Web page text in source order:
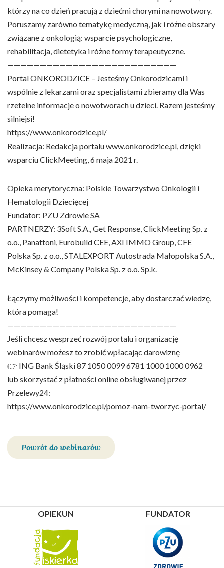
którzy na co dzień pracują z dziećmi chorymi na nowotwory.
Poruszamy zarówno tematykę medyczną, jak i różne obszary
związane z onkologią: wsparcie psychologiczne,
rehabilitacja, dietetyka i różne formy terapeutyczne.
——————————————————————————
Portal ONKORODZICE – Jesteśmy Onkorodzicami i
wspólnie z lekarzami oraz specjalistami zbieramy dla Was
rzetelne informacje o nowotworach u dzieci. Razem jesteśmy
silniejsi!
https://www.onkorodzice.pl/​
Realizacja: Redakcja portalu www.onkorodzice.pl, dzięki
wsparciu ClickMeeting, 6 maja 2021 r.
Opieka merytoryczna: Polskie Towarzystwo Onkologii i
Hematologii Dziecięcej
Fundator: PZU Zdrowie SA
PARTNERZY: 3Soft S.A., Get Response, ClickMeeting Sp. z
o.o., Panattoni, Eurobuild CEE, AXI IMMO Group, CFE
Polska Sp. z o.o., STALEXPORT Autostrada Małopolska S.A.,
McKinsey & Company Polska Sp. z o.o. Sp.k.
Łączymy możliwości i kompetencje, aby dostarczać wiedzę,
która pomaga!
——————————————————————————
Jeśli chcesz wesprzeć rozwój portalu i organizację
webinarów możesz to zrobić wpłacając darowiznę
👉 ING Bank Śląski 87 1050 0099 6781 1000 1000 0962
lub skorzystać z płatności online obsługiwanej przez
Przelewy24:
https://www.onkorodzice.pl/pomoz-nam-tworzyc-portal/
Powrót do webinarów
OPIEKUN FUNDATOR